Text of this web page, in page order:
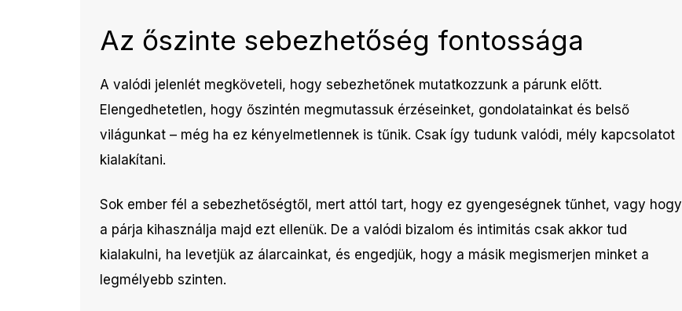
Az őszinte sebezhetőség fontossága
A valódi jelenlét megköveteli, hogy sebezhetőnek mutatkozzunk a párunk előtt.
Elengedhetetlen, hogy őszintén megmutassuk érzéseinket, gondolatainkat és belső
világunkat – még ha ez kényelmetlennek is tűnik. Csak így tudunk valódi, mély kapcsolatot
kialakítani.
Sok ember fél a sebezhetőségtől, mert attól tart, hogy ez gyengeségnek tűnhet, vagy hogy
a párja kihasználja majd ezt ellenük. De a valódi bizalom és intimitás csak akkor tud
kialakulni, ha levetjük az álarcainkat, és engedjük, hogy a másik megismerjen minket a
legmélyebb szinten.